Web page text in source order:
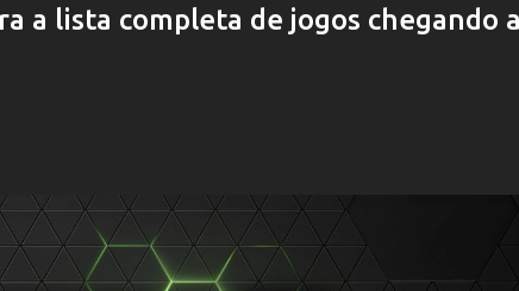
a lista completa de jogos chegando